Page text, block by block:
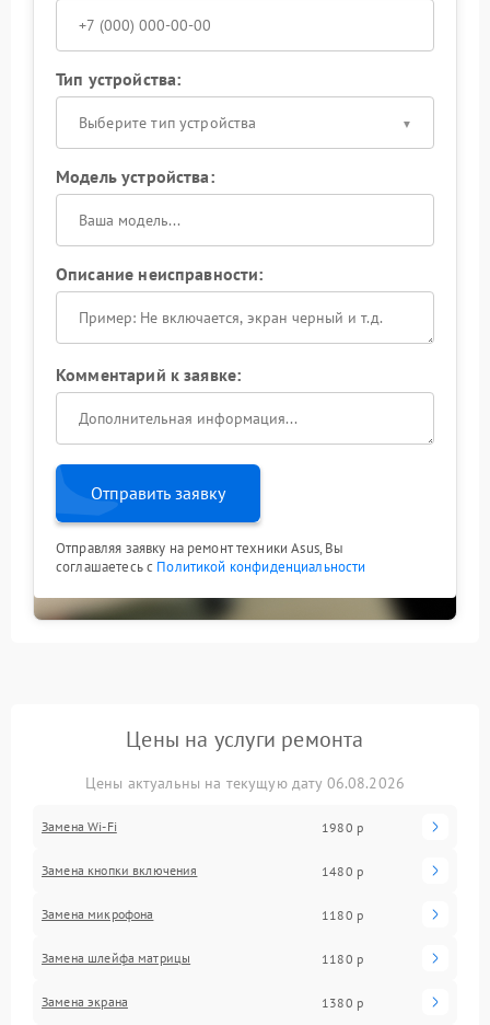
Тип устройства:
Выберите тип устройства
Модель устройства:
Описание неисправности:
Комментарий к заявке:
Отправить заявку
Отправляя заявку на ремонт техники Asus, Вы
соглашаетесь с Политикой конфиденциальности
Цены на услуги ремонта
Цены актуальны на текущую дату 06.08.2026
Замена Wi-Fi 1980 р
Замена кнопки включения 1480 р
Замена микрофона 1180 р
Замена шлейфа матрицы 1180 р
Замена экрана 1380 р